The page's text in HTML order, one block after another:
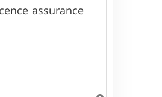
assurance